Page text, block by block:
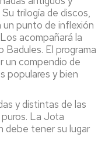
trilogía de discos,
un punto de inflexión
acompañará la
Badules. El programa
un compendio de
populares y bien
y distintas de las
La Jota
debe tener su lugar